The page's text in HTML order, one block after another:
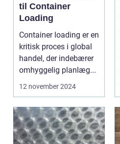
til Container
Loading
Container loading er en
kritisk proces i global
handel, der indebærer
omhyggelig planlæg...
12 november 2024